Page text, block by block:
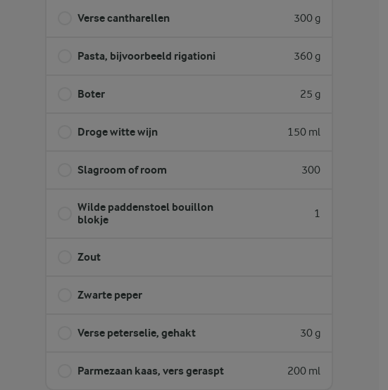
Verse cantharellen 300 g
Pasta, bijvoorbeeld rigationi 360 g
Boter 25 g
Droge witte wijn 150 ml
Slagroom of room 300
Wilde paddenstoel bouillon
blokje
1
Zout
Zwarte peper
Verse peterselie, gehakt 30 g
Parmezaan kaas, vers geraspt 200 ml